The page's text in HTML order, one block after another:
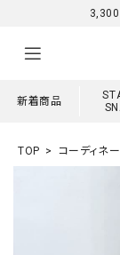
3,300
新着商品
TOP コーディネ